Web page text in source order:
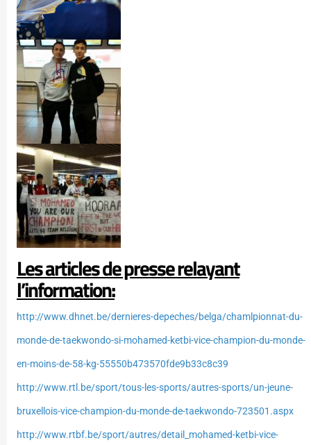
Les articles de presse relayant
l’information:
http://www.dhnet.be/dernieres-depeches/belga/chamlpionnat-du-
monde-de-taekwondo-si-mohamed-ketbi-vice-champion-du-monde-
en-moins-de-58-kg-55550b473570fde9b33c8c39
http://www.rtl.be/sport/tous-les-sports/autres-sports/un-jeune-
bruxellois-vice-champion-du-monde-de-taekwondo-723501.aspx
http://www.rtbf.be/sport/autres/detail_mohamed-ketbi-vice-